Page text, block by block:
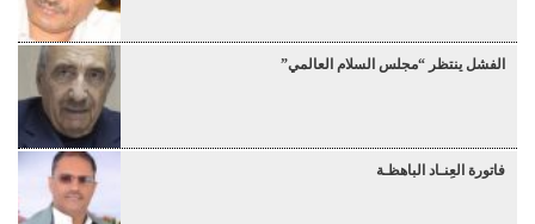
الفشل ينتظر “مجلس السلام العالمي”
فاتورة العِنـاد الباهظـة